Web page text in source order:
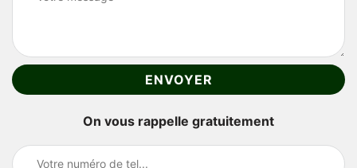
On vous rappelle gratuitement